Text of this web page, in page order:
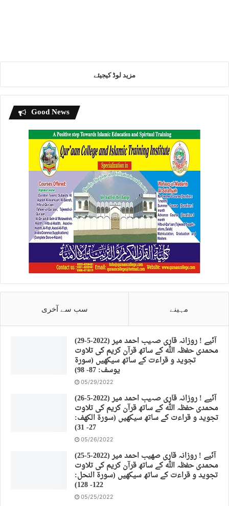
مزید لوڈ کیجیئے
Good News
سب سے آخری مہینے
(29-5-2022) آئیے ! روزانہ قاری صہیب احمد میر
محمدی حفظہ اللہ کے ساتھ قرآن کریم کی تلاوت
تجوید و قراءت کے ساتھ سیکھیں (سورة
يوسف: 87- 98)
05/29/2022
(26-5-2022) آئیے ! روزانہ قاری صہیب احمد میر
محمدی حفظہ اللہ کے ساتھ قرآن کریم کی تلاوت
تجوید و قراءت کے ساتھ سیکھیں (سورة الكهف:
27- 31)
05/26/2022
(25-5-2022) آئیے ! روزانہ قاری صهیب احمد میر
محمدی حفظہ اللہ کے ساتھ قرآن کریم کی تلاوت
تجوید و قراءت کے ساتھ سیکھیں (سورة النحل:
122- 128)
05/25/2022